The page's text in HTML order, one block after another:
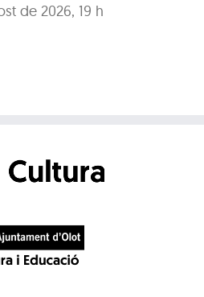
de 2026, 19 h